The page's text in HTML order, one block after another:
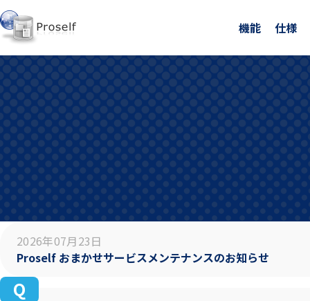
機能 仕様
2026年07月23日
Proself おまかせサービスメンテナンスのお知らせ